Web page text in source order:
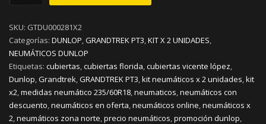
PT3
V107
KIT
x
2
cantidad
SKU: GTDU000281X2
Categorías: DUNLOP,GRANDTREK PT3,KIT X 2 UNIDADES,
NEUMÁTICOS DUNLOP
Etiquetas: cubiertas,cubiertas florida,cubiertas vicente lópez,
Dunlop,Grandtrek,GRANDTREK PT3,kit neumáticos x 2 unidades,kit
x2,medidas neumático 235/60R18,neumaticos,neumáticos con
descuento,neumáticos en oferta,neumáticos online,neumáticos x
2,neumáticos zona norte,precio neumáticos,promoción dunlop,